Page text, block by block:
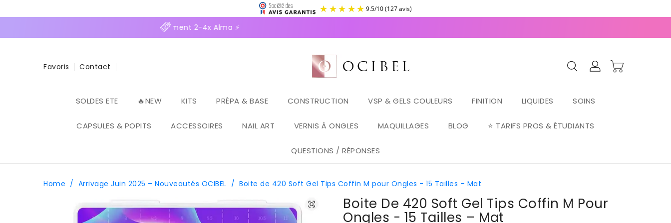
4,95€ en Relais, OFFERTE dès 70€ ⚡Paiement 2-4x Alma ⚡
Favoris Contact
SOLDES ETE 🔥NEW KITS PRÉPA & BASE CONSTRUCTION VSP & GELS COULEURS FINITION LIQUIDES SOINS
CAPSULES & POPITS ACCESSOIRES NAIL ART VERNIS À ONGLES MAQUILLAGES BLOG ⭐ TARIFS PROS & ÉTUDIANTS
QUESTIONS / RÉPONSES
Home / Arrivage Juin 2025 – Nouveautés OCIBEL / Boite de 420 Soft Gel Tips Coffin M pour Ongles - 15 Tailles – Mat
Boite De 420 Soft Gel Tips Coffin M Pour
Ongles - 15 Tailles – Mat